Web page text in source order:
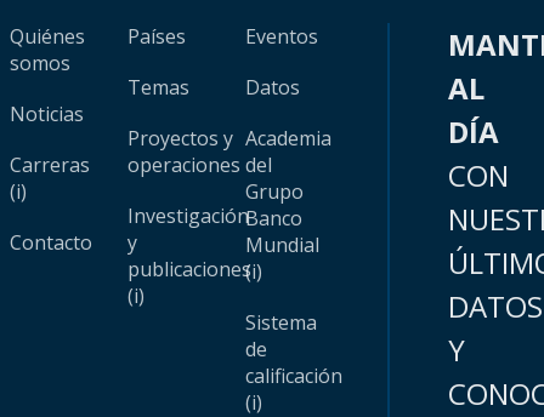
Quiénes
somos
Noticias
Carreras
(i)
Contacto
Países
Temas
Proyectos y
operaciones
Investigación
y
publicaciones
(i)
Eventos
Datos
Academia
del
Grupo
Banco
Mundial
(i)
Sistema
de
calificación
(i)
AL
DÍA
CON
DATOS
Y